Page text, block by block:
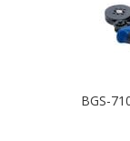
BGS-